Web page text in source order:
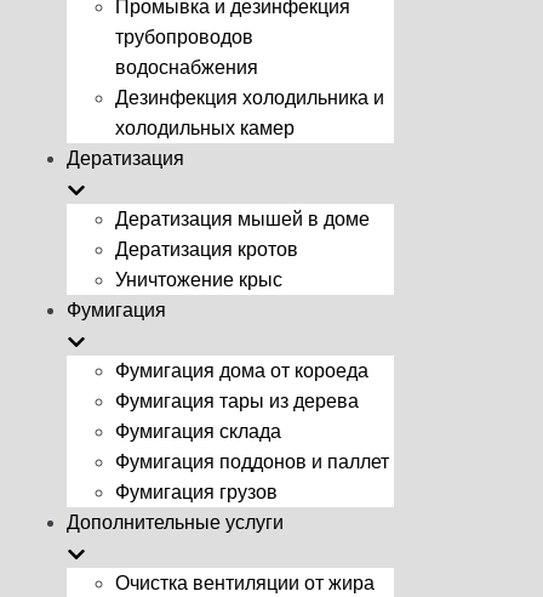
Промывка и дезинфекция
трубопроводов
водоснабжения
Дезинфекция холодильника и
холодильных камер
Дератизация
Дератизация мышей в доме
Дератизация кротов
Уничтожение крыс
Фумигация
Фумигация дома от короеда
Фумигация тары из дерева
Фумигация склада
Фумигация поддонов и паллет
Фумигация грузов
Дополнительные услуги
Очистка вентиляции от жира